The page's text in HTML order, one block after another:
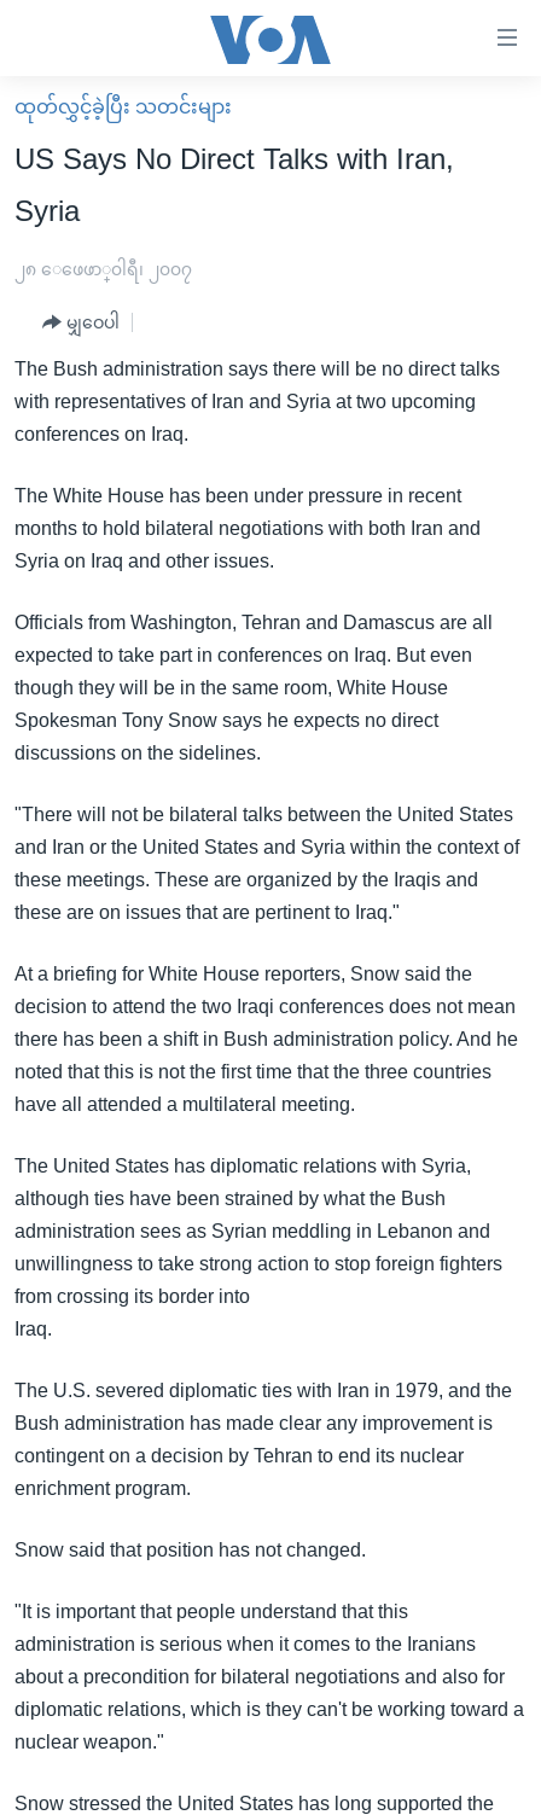
လွယ်ကူ
စေ
သည့်
Link
များ
စာမျက်နှာ
ကျော်
ကြည့်
ရန်
ရန်
နေရာ
သို့
ကျော်
မူလစာမျက်နှာ
မြန်မာ
ကမ္ဘာ့သတင်းများ
ရပ်ဝန်းတခု လမ်းတခု အလွန်
အမေရိကန်သုံးအီဒီယံ
ရုပ်ရှင်ထဲက အင်္ဂလိပ်စာ
သုတပဒေသာ အင်္ဂလိပ်စာ
အပတ်စဉ်ကဏ္ဍများ
တီဗွီ
ရေဒီယို/တီဗွီအစီအစဉ်
ဗွီအိုအေ လူမှုကွန်ယက်များ
ဘာသာစကားများ
ထုတ်လွှင့်ခဲ့ပြီး သတင်းများ
US Says No Direct Talks with Iran,
Syria
၂၈ ေဖေဖာ္၀ါရီ၊ ၂၀၀၇
မျှဝေပါ
The Bush administration says there will be no direct talks
with representatives of Iran and Syria at two upcoming
conferences on Iraq.
The White House has been under pressure in recent
months to hold bilateral negotiations with both Iran and
Syria on Iraq and other issues.
Officials from Washington, Tehran and Damascus are all
expected to take part in conferences on Iraq. But even
though they will be in the same room, White House
Spokesman Tony Snow says he expects no direct
discussions on the sidelines.
"There will not be bilateral talks between the United States
and Iran or the United States and Syria within the context of
these meetings. These are organized by the Iraqis and
these are on issues that are pertinent to Iraq."
At a briefing for White House reporters, Snow said the
decision to attend the two Iraqi conferences does not mean
there has been a shift in Bush administration policy. And he
noted that this is not the first time that the three countries
have all attended a multilateral meeting.
The United States has diplomatic relations with Syria,
although ties have been strained by what the Bush
administration sees as Syrian meddling in Lebanon and
unwillingness to take strong action to stop foreign fighters
from crossing its border into
Iraq.
The U.S. severed diplomatic ties with Iran in 1979, and the
Bush administration has made clear any improvement is
contingent on a decision by Tehran to end its nuclear
enrichment program.
Snow said that position has not changed.
"It is important that people understand that this
administration is serious when it comes to the Iranians
about a precondition for bilateral negotiations and also for
diplomatic relations, which is they can't be working toward a
nuclear weapon."
Snow stressed the United States has long supported the